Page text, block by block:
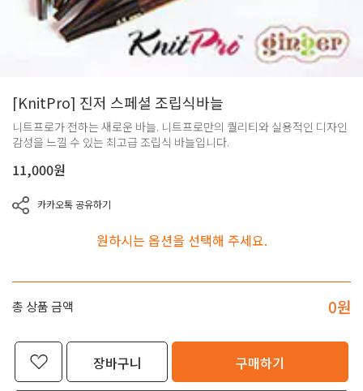
[KnitPro] 진저 스페셜 조립식바늘
니트프로가 전하는 새로운 바늘. 니트프로만의 퀄리티와 실용적인 디자인
감성을 느낄 수 있는 최고급 조립식 바늘입니다.
11,000원
카카오톡 공유하기
원하시는 옵션을 선택해 주세요.
총 상품 금액 0원
장바구니 구매하기